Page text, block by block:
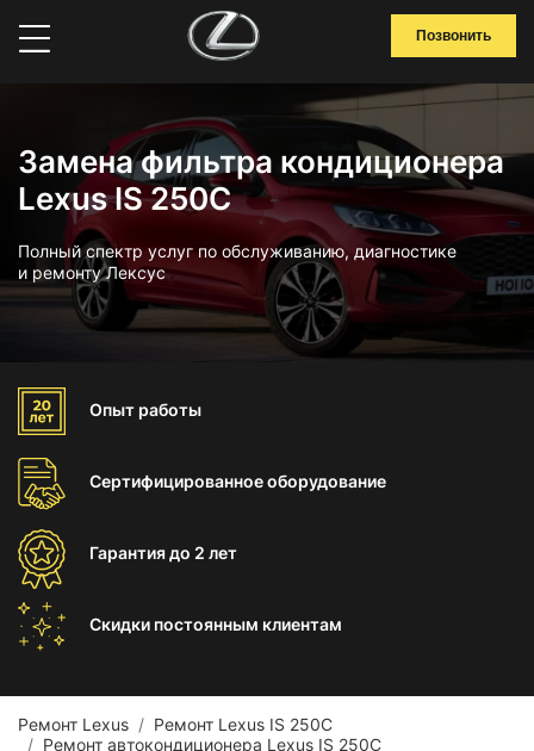
Позвонить
Замена фильтра кондиционера
Lexus IS 250C
Полный спектр услуг по обслуживанию, диагностике
и ремонту Лексус
Опыт работы
Сертифицированноеоборудование
Гарантиядо 2 лет
Скидки постоянным клиентам
Ремонт Lexus
Ремонт Lexus IS 250C
Ремонт автокондиционера Lexus IS 250C